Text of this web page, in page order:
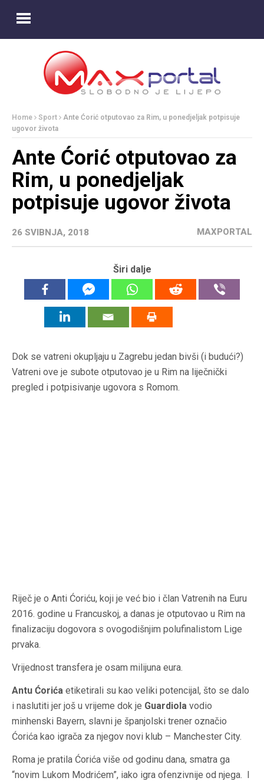
Home Sport
Ante Ćorić otputovao za Rim, u ponedjeljak potpisuje
ugovor života
Ante Ćorić otputovao za
Rim, u ponedjeljak
potpisuje ugovor života
26 SVIBNJA, 2018 MAXPORTAL
Širi dalje
Dok se vatreni okupljaju u Zagrebu jedan bivši (i budući?)
Vatreni ove je subote otputovao je u Rim na liječnički
pregled i potpisivanje ugovora s Romom.
Riječ je o Anti Ćoriću, koji je već bio i član Vatrenih na Euru
2016. godine u Francuskoj, a danas je otputovao u Rim na
finalizaciju dogovora s ovogodišnjim polufinalistom Lige
prvaka.
Vrijednost transfera je osam milijuna eura.
Antu Ćorića etiketirali su kao veliki potencijal, što se dalo
i naslutiti jer još u vrijeme dok je Guardiola vodio
minhenski Bayern, slavni je španjolski trener označio
Ćorića kao igrača za njegov novi klub – Manchester City.
Roma je pratila Ćorića više od godinu dana, smatra ga
“novim Lukom Modrićem”, iako igra ofenzivnije od njega. I